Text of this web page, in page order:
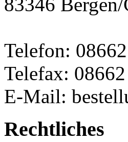
Telefon:
Telefax:
E-Mail:
Rechtliches